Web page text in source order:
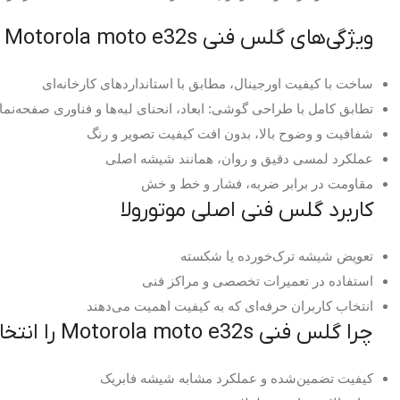
ویژگی‌های گلس فنی Motorola moto e32s
ساخت با کیفیت اورجینال، مطابق با استانداردهای کارخانه‌ای
تطابق کامل با طراحی گوشی: ابعاد، انحنای لبه‌ها و فناوری
شفافیت و وضوح بالا، بدون افت کیفیت تصویر و رنگ
عملکرد لمسی دقیق و روان، همانند شیشه اصلی
مقاومت در برابر ضربه، فشار و خط و خش
کاربرد گلس فنی اصلی موتورولا
تعویض شیشه ترک‌خورده یا شکسته
استفاده در تعمیرات تخصصی و مراکز فنی
انتخاب کاربران حرفه‌ای که به کیفیت اهمیت می‌دهند
چرا گلس فنی Motorola moto e32s را انتخاب کنیم؟
کیفیت تضمین‌شده و عملکرد مشابه شیشه فابریک